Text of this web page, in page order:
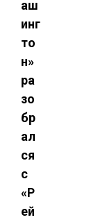
аш
инг
то
н»
ра
зо
бр
ал
ся
с
«Р
ей